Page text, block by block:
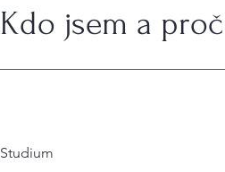
Kdo jsem a
Studium